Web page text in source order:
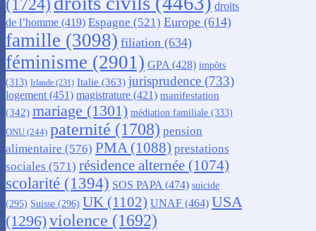
(1724)
droits
de l’homme (419) Espagne (521) Europe (614)
famille (3098) filiation (634)
féminisme (2901) GPA (428) impôts
(313) Irlande (231) Italie (363) jurisprudence (733)
logement (451) magistrature (421) manifestation
(342) mariage (1301) médiation familiale (333)
ONU (244) paternité (1708) pension
alimentaire (576) PMA(1088) prestations
sociales (571) résidence alternée (1074)
scolarité (1394) SOS PAPA(474) suicide
(295) Suisse (296) UK (1102) UNAF (464) USA
(1296)violence (1692)